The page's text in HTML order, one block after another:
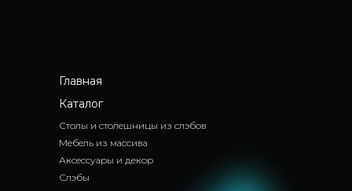
Главная
Каталог
Столы и столешницы из слэбов
Мебель из массива
Слэбы
Аксессуары и декор